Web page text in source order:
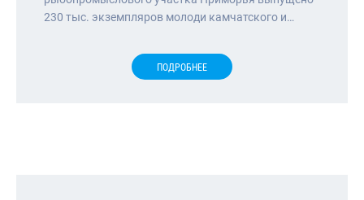
230 тыс. экземпляров молоди камчатского и…
ПОДРОБНЕЕ